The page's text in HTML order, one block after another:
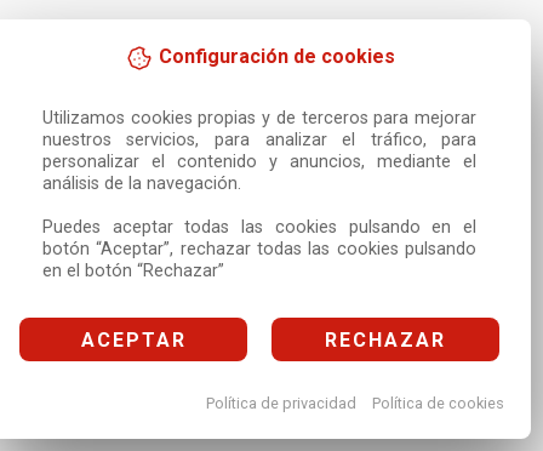
Configuración de cookies
Utilizamos cookies propias y de terceros para mejorar
nuestros servicios, para analizar el tráfico, para
personalizar el contenido y anuncios, mediante el
análisis de la navegación.
Puedes aceptar todas las cookies pulsando en el
botón “Aceptar”, rechazar todas las cookies pulsando
en el botón “Rechazar”
ACEPTAR RECHAZAR
Política de privacidad Política de cookies